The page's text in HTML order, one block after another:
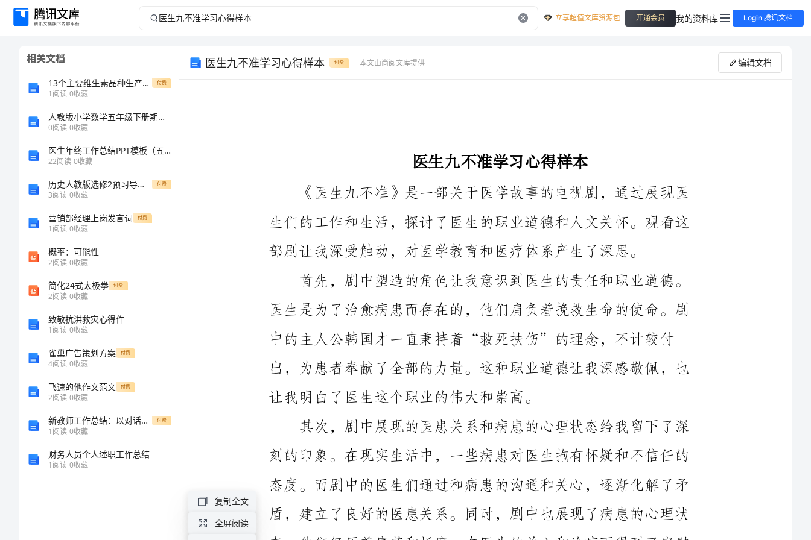
医
立享超值文库资源包 开通会员 我的资料库 Login 腾讯文档
相关文档
13个主要维生素品种生产工艺与市场格局解析 付费
1阅读 0收藏
人教版小学数学五年级下册期末测试卷及参考答案（完整版）
0阅读 0收藏
医生年终工作总结PPT模板（五篇）_医生个人工作总结
22阅读 0收藏
历史人教版选修2预习导航第五单元第2课拿破仑帝国的建立与封建制度的复辟 付费
3阅读 0收藏
营销部经理上岗发言词 付费
1阅读 0收藏
概率：可能性
2阅读 0收藏
简化24式太极拳 付费
2阅读 0收藏
致敬抗洪救灾心得作
1阅读 0收藏
雀巢广告策划方案 付费
4阅读 0收藏
飞速的他作文范文 付费
2阅读 0收藏
新教师工作总结：以对话学习实现新思维 付费
1阅读 0收藏
财务人员个人述职工作总结
1阅读 0收藏
医生九不准学习心得样本 付费 本文由尚阅文库提供 编辑文档
需要关心病患的身心健康，给予他们温暖和鼓励。
剧中也揭示了医学教育的问题和医生在职业发展中面临的挑
《医生九不准》是一部关于医学故事的电视剧，通过展现医
部剧让我深受触动，对医学教育和医疗体系产生了深思。
首先，剧中塑造的角色让我意识到医生的责任和职业道德。
医生是为了治愈病患而存在的，他们肩负着挽救生命的使命。剧
中的主人公韩国才一直秉持着“救死扶伤”的理念，不计较付
让我明白了医生这个职业的伟大和崇高。
刻的印象。在现实生活中，一些病患对医生抱有怀疑和不信任的
和希望。这让我明白了作为医生，除了提供专业的医疗服务，还
复制全文
全屏阅读